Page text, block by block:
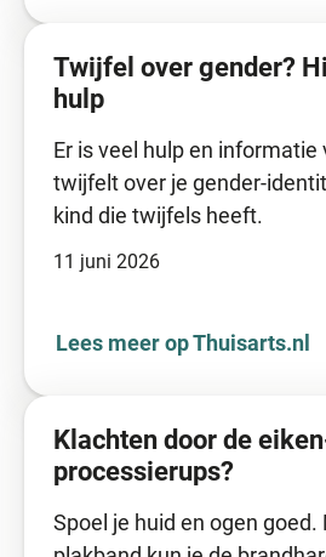
Twijfel over gender?
hulp
11 juni 2026
Er is veel hulp en informatie
twijfelt over je gender-
kind die twijfels heeft.
Lees meer op Thuisarts.nl
Klachten door de
processierups?
Spoel je huid en ogen goed.